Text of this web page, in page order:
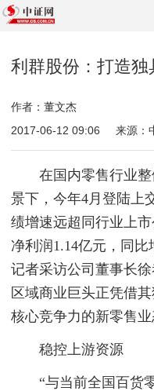
利群股份：打造
作者：董文杰
2017-06-12 09:06
来源：
在国内零售行业整
景下，今年4月登陆上
绩增速远超同行业上
净利润1.14亿元，同
记者采访公司董事长
区域商业巨头正凭借
核心竞争力的新零售业
稳控上游资源
“与当前全国百货零